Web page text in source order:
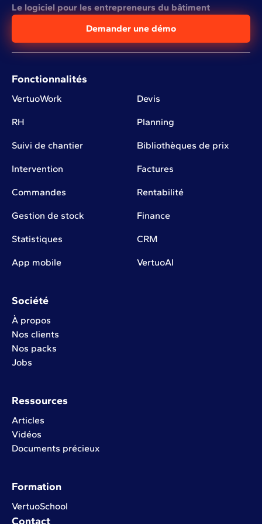
Le logiciel pour les entrepreneurs du bâtiment
Demander une démo
Fonctionnalités
VertuoWork Devis
RH Planning
Suivi de chantier Bibliothèques de prix
Intervention Factures
Commandes Rentabilité
Gestion de stock Finance
Statistiques CRM
App mobile VertuoAI
Société
À propos
Nos clients
Nos packs
Jobs
Ressources
Articles
Vidéos
Documents précieux
Formation
VertuoSchool
Contact